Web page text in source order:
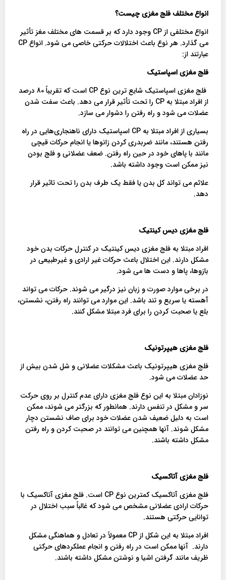
انواع مختلف فلج مغزی چیست؟
انواع مختلفی از CP وجود دارد که بر قسمت های مختلف مغز تأثیر
می گذارد. هر نوع باعث اختلالات حرکتی خاصی می شود. انواع CP
عبارتند از:
فلج مغزی اسپاستیک
فلج مغزی اسپاستیک شایع ترین نوع CP است که تقریباً 80 درصد
از افراد مبتلا به CP را تحت تأثیر قرار می دهد. باعث سفت شدن
عضلات می شود و راه رفتن را دشوار می سازد.
بسیاری از افراد مبتلا به CP اسپاستیک دارای ناهنجاری‌هایی در راه
رفتن هستند، مانند ضربدری کردن زانوها یا انجام حرکات قیچی
مانند با پاهای خود در حین راه رفتن. ضعف عضلانی و فلج بودن
نیز ممکن است وجود داشته باشد.
علائم می تواند کل بدن یا فقط یک طرف بدن را تحت تاثیر قرار
دهد.
فلج مغزی دیس کینتیک
افراد مبتلا به فلج مغزی دیس کینتیک در کنترل حرکات بدن خود
مشکل دارند. این اختلال باعث حرکات غیر ارادی و غیرطبیعی در
بازوها، پاها و دست ها می شود.
در برخی موارد صورت و زبان نیز درگیر می شوند. حرکات می تواند
آهسته یا سریع و تند باشد. این موارد می توانند راه رفتن، نشستن،
بلع یا صحبت کردن را برای فرد مبتلا مشکل کنند.
فلج مغزی هیپرتونیک
فلج مغزی هیپرتونیک باعث مشکلات عضلانی و شل شدن بیش از
حد عضلات می شود.
نوزادان مبتلا به این نوع فلج مغزی دارای عدم کنترل بر روی حرکت
سر و مشکل در تنفس دارند. همانطور که بزرگتر می شوند، ممکن
است به دلیل ضعیف شدن عضلات خود برای صاف نشستن دچار
مشکل شوند. آنها همچنین می توانند در صحبت کردن و راه رفتن
مشکل داشته باشند.
فلج مغزی آتاکسیک
فلج مغزی آتاکسیک کمترین نوع CP است. فلج مغزی آتاکسیک با
حرکات ارادی عضلانی مشخص می شود که غالباً سبب اختلال در
توانایی حرکتی هستند.
افراد مبتلا به این شکل از CP معمولاً در تعادل و هماهنگی مشکل
دارند. آنها ممکن است در راه رفتن و انجام عملکردهای حرکتی
ظریف مانند گرفتن اشیا و نوشتن مشکل داشته باشند.